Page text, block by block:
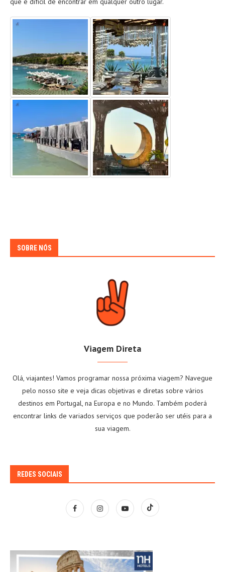
SOBRE NÓS
Viagem Direta
Olá, viajantes! Vamos programar nossa próxima viagem? Navegue
pelo nosso site e veja dicas objetivas e diretas sobre vários
destinos em Portugal, na Europa e no Mundo. Também poderá
encontrar links de variados serviços que poderão ser utéis para a
sua viagem.
REDES SOCIAIS